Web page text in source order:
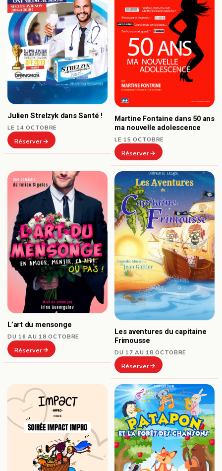
Julien Strelzyk dans Santé !
LE 14 OCTOBRE
Réserver
Martine Fontaine dans 50 ans
ma nouvelle adolescence
LE 15 OCTOBRE
Réserver
L’art du mensonge
DU 16 AU 18 OCTOBRE
Réserver
Les aventures du capitaine
Frimousse
DU 17 AU 18 OCTOBRE
Réserver